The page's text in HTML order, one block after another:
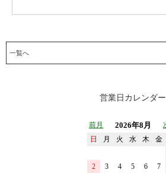
一覧へ
営業日カレンダー